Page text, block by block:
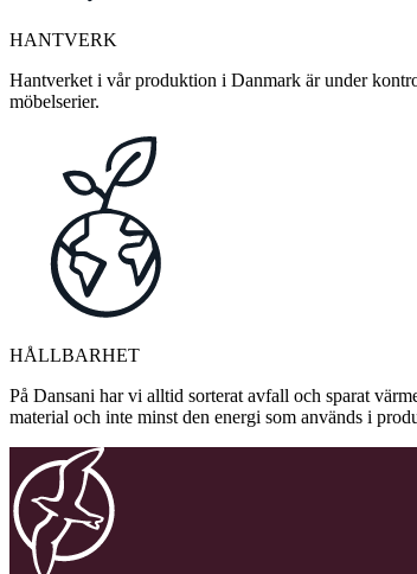
HANTVERK
Hantverket i vår produktion i Danmark är under
möbelserier.
HÅLLBARHET
På Dansani har vi alltid sorterat avfall och sparat
material och inte minst den energi som används i